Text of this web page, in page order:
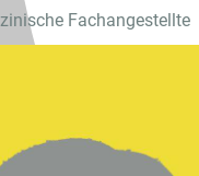
Fachangestellte